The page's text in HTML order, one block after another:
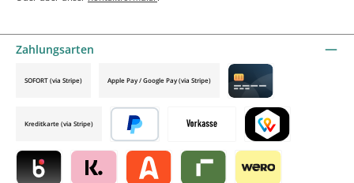
Zahlungsarten
Vorkasse TWINT by mollie
SOFORT (via Stripe) Apple Pay / Google Pay (via Stripe)
Credit card by mollie
Kreditkarte (via Stripe)
Später bezahlen